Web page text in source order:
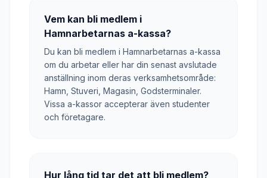
Vem kan bli medlem i
Hamnarbetarnas a-kassa?
Du kan bli medlem i Hamnarbetarnas a-kassa
om du arbetar eller har din senast avslutade
anställning inom deras verksamhetsområde:
Hamn, Stuveri, Magasin, Godsterminaler.
Vissa a-kassor accepterar även studenter
och företagare.
Hur lång tid tar det att bli medlem?